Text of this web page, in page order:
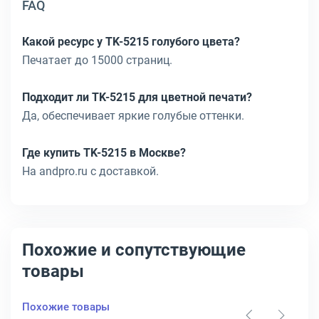
FAQ
Какой ресурс у TK-5215 голубого цвета?
Печатает до 15000 страниц.
Подходит ли TK-5215 для цветной печати?
Да, обеспечивает яркие голубые оттенки.
Где купить TK-5215 в Москве?
На andpro.ru с доставкой.
Похожие и сопутствующие
товары
Похожие товары